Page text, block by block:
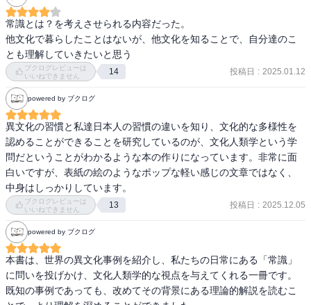
・家とJTCは似たり
共通項をもたない集団として、価値観や考え方を共有しているかチ
ェックされる。
JTCの飲み会行ったり、プライベートな話を出さないと、なんかよく
わからん奴として扱うカルチャーはまさに家的だなと感じた。(好き
ではない)
・贈り手の権威化
仕事の発注をする人、認可を出す役人、金をまく政治家、ぱっと思
い浮かぶだけで確かに贈り手が権威化する事象が思い浮かぶ。
この権威化する作用はうまく使うと人間関係の維持発展に生かせそ
う。
・民族、家族は全く一様ではないし、境界線も異なる
昔の商家が婿をもらう、位は知っていたが生物学的な父が子育てに
関与しない事例など、日本とはかけ離れた家族形態の存在、家族の
範囲の違い。
個人的に、何も考えず暗黙のあたりまえだった観念が切り崩された
感覚がある。
【要点】
1.あたりまえって本当にあたりまえ?
常識とは？を考えさせられる内容だった。
他文化で暮らしたことはないが、他文化を知ることで、自分達のこ
とも理解していきたいと思う
ブクログレビューは
いいねできません
14 投稿日 : 2025.01.12
powered by ブクログ
異文化の習慣と私達日本人の習慣の違いを知り、文化的な多様性を
認めることができることを研究しているのが、文化人類学という学
問だということがわかるような本の作りになっています。非常に面
白いですが、表紙の絵のようなポップな軽い感じの文章ではなく、
中身はしっかりしています。
ブクログレビューは
いいねできません
13 投稿日 : 2025.12.05
powered by ブクログ
本書は、世界の異文化事例を紹介し、私たちの日常にある「常識」
に問いを投げかけ、文化人類学的な視点を与えてくれる一冊です。
既知の事例であっても、改めてその背景にある理論的解説を読むこ